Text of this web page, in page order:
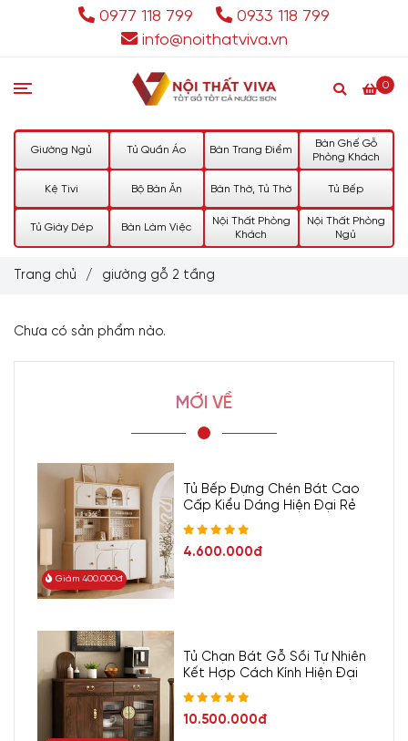
0977 118 799
0933 118 799
info@noithatviva.vn
0
Giường Ngủ Tủ Quần Áo Bàn Trang Điểm
Bàn Ghế Gỗ
Phòng Khách
Kệ Tivi Bộ Bàn Ăn Bàn Thờ, Tủ Thờ Tủ Bếp
Tủ Giày Dép Bàn Làm Việc
Nội Thất Phòng
Khách
Nội Thất Phòng
Ngủ
Trang chủ / giường gỗ 2 tầng
Chưa có sản phẩm nào.
MỚI VỀ
Giảm 400.000đ
Tủ Bếp Đựng Chén Bát Cao
Cấp Kiểu Dáng Hiện Đại Rẻ
4.600.000đ
Tủ Chạn Bát Gỗ Sồi Tự Nhiên
Kết Hợp Cách Kính Hiện Đại
10.500.000đ